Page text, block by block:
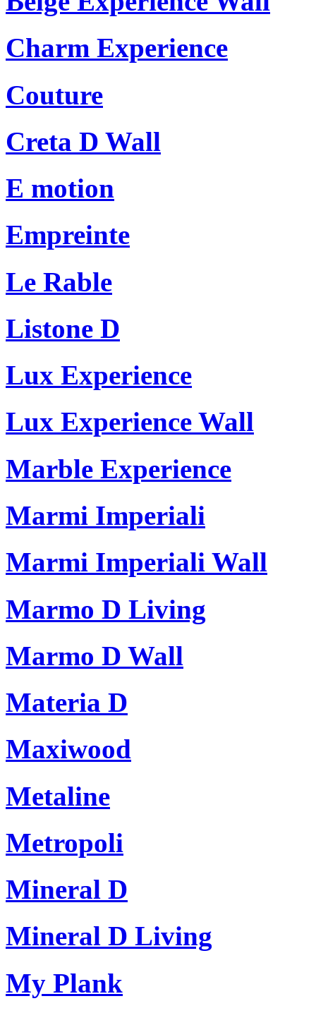
Charm Experience
Couture
Creta D Wall
E motion
Empreinte
Le Rable
Listone D
Lux Experience
Lux Experience Wall
Marble Experience
Marmi Imperiali
Marmi Imperiali Wall
Marmo D Living
Marmo D Wall
Materia D
Maxiwood
Metaline
Metropoli
Mineral D
Mineral D Living
My Plank